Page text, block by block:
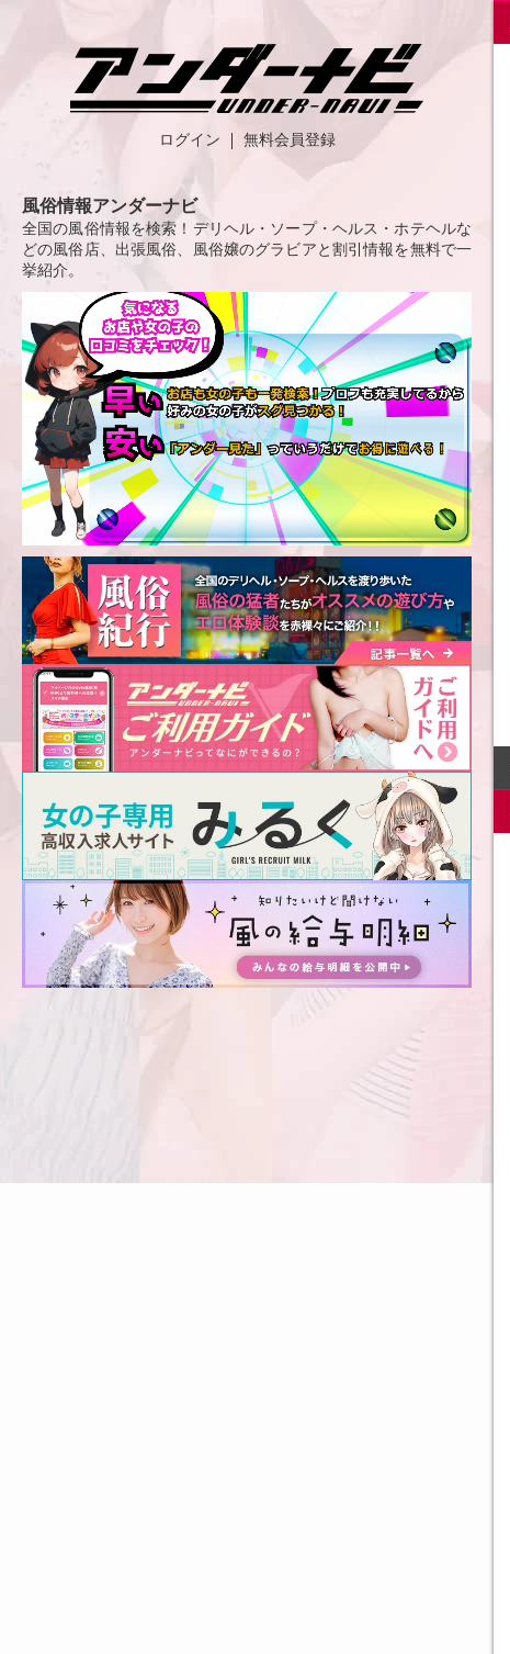
ログイン 無料会員登録
風俗情報アンダーナビ
全国の風俗情報を検索！デリヘル・ソープ・ヘルス・ホテヘルな
どの風俗店、出張風俗、風俗嬢のグラビアと割引情報を無料で一
挙紹介。